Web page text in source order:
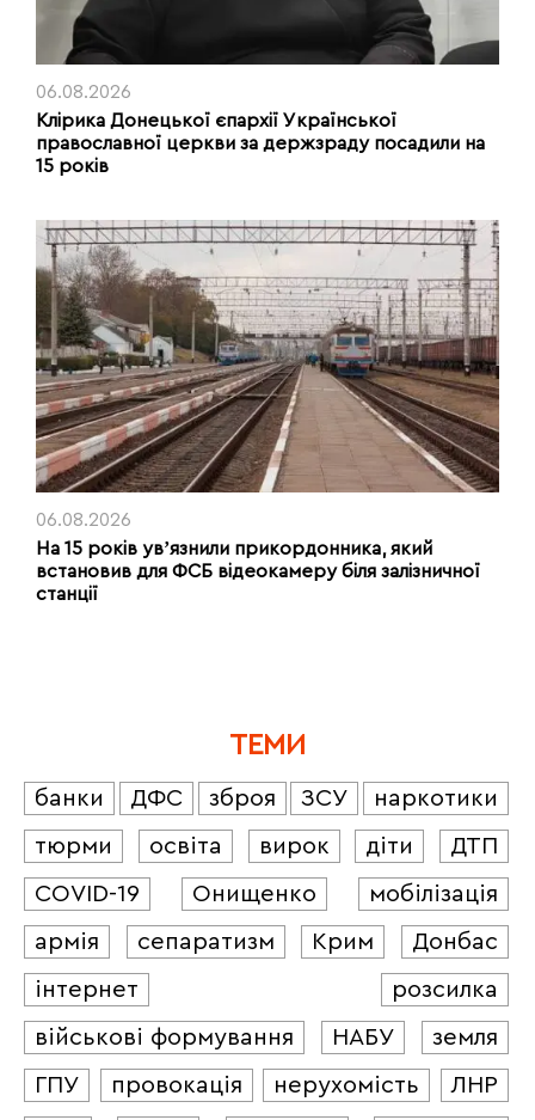
06.08.2026
Клірика Донецької єпархії Української
православної церкви за держзраду посадили на
15 років
06.08.2026
На 15 років увʼязнили прикордонника, який
встановив для ФСБ відеокамеру біля залізничної
станції
ТЕМИ
банки ДФС зброя ЗСУ
наркотики
тюрми
освіта вирок діти
ДТП
COVID-19
Онищенко
мобілізація
армія
сепаратизм Крим
Донбас
інтернет
розсилка
військові формування
НАБУ
земля
ГПУ
провокація нерухомість
ЛНР